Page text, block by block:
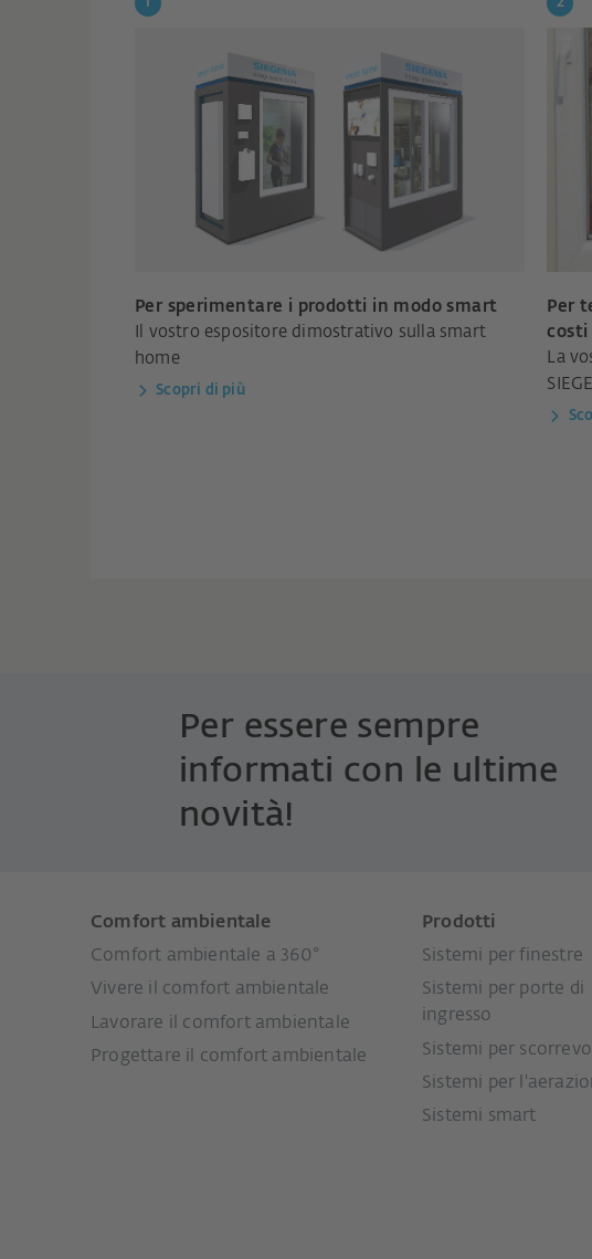
Per sperimentare i prodotti in modo smart
Il vostro espositore dimostrativo sulla smart
home
Scopri di più
Per
costi
La
Per essere sempre
informati con le ultime
novità!
Comfort ambientale
Comfort ambientale a 360°
Vivere il comfort ambientale
Lavorare il comfort ambientale
Progettare il comfort ambientale
Prodotti
Sistemi per finestre
Sistemi per porte di
ingresso
Sistemi per
Sistemi per
Sistemi smart